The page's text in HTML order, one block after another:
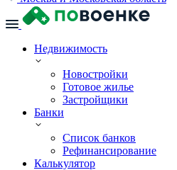
Недвижимость
Новостройки
Готовое жилье
Застройщики
Банки
Список банков
Рефинансирование
Калькулятор